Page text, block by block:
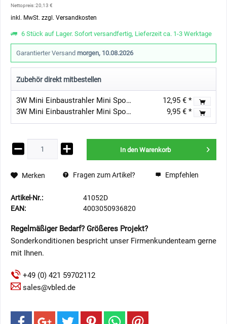
Nettopreis: 20,13 €
inkl. MwSt. zzgl. Versandkosten
6 Stück auf Lager. Sofort versandfertig, Lieferzeit ca. 1-3 Werktage
Garantierter Versand morgen, 10.08.2026
Zubehör direkt mitbestellen
3W Mini Einbaustrahler Mini Spot - "Luxonix" - IP65 - 3000K leuchtet vorne & seitlich
12,95 € *
3W Mini Einbaustrahler Mini Spot "Pialux"- IP65 - 3000K 3V 700mA
9,95 € *
In den Warenkorb
Merken Fragen zum Artikel? Empfehlen
Artikel-Nr.:
41052D
EAN:
4003050936820
Regelmäßiger Bedarf? Größeres Projekt?
Sonderkonditionen bespricht unser Firmenkundenteam gerne
mit Ihnen.
+49 (0) 421 59702112
sales@vbled.de